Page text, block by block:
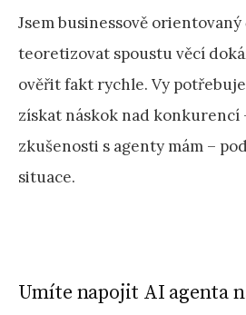
Jsem businessově
teoretizovat spoustu věcí
ověřit fakt rychle. Vy
získat náskok nad konkurencí
zkušenosti s agenty mám –
situace.
Umíte napojit AI agenta